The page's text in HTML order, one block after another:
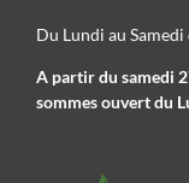
Du Lundi au
A partir du samedi
sommes ouvert du